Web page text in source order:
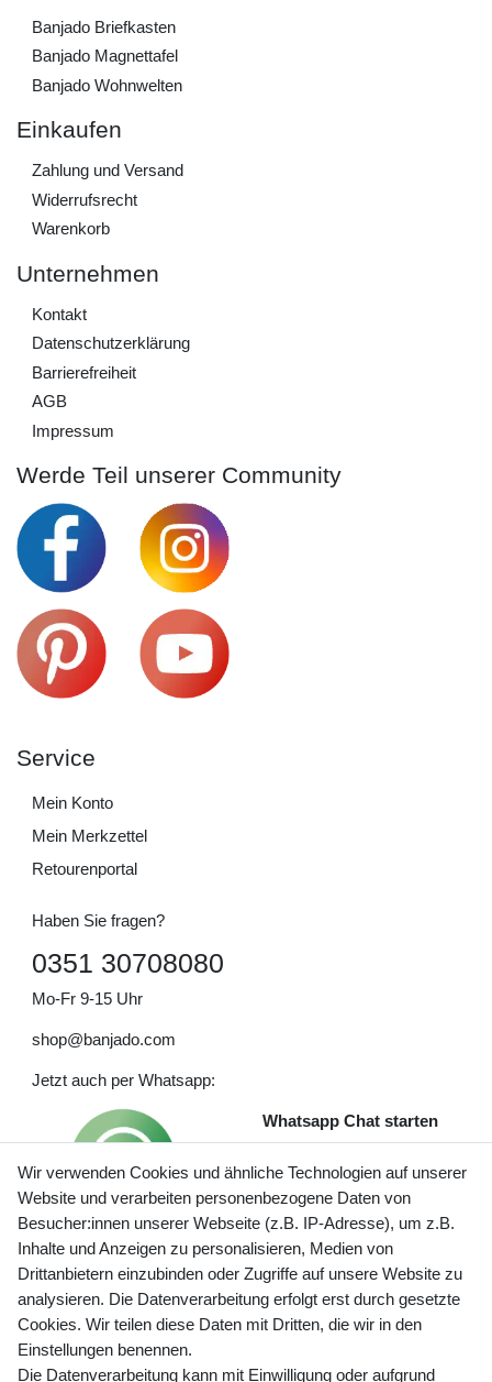
Banjado Briefkasten
Banjado Magnettafel
Banjado Wohnwelten
Einkaufen
Zahlung und Versand
Widerrufs­recht
Warenkorb
Unternehmen
Kontakt
Daten­schutz­erklärung
Barrierefreiheit
AGB
Impressum
Werde Teil unserer Community
Service
Mein Konto
Mein Merkzettel
Retourenportal
Haben Sie fragen?
0351 30708080
Mo-Fr 9-15 Uhr
shop@banjado.com
Jetzt auch per Whatsapp:
Whatsapp Chat starten
Preisangaben inkl. gesetzl. MwSt. und zzgl. Service- und
Versandkosten
Wir verwenden Cookies und ähnliche Technologien auf unserer
Website und verarbeiten personenbezogene Daten von
Besucher:innen unserer Webseite (z.B. IP-Adresse), um z.B.
Inhalte und Anzeigen zu personalisieren, Medien von
Drittanbietern einzubinden oder Zugriffe auf unsere Website zu
analysieren. Die Datenverarbeitung erfolgt erst durch gesetzte
Cookies. Wir teilen diese Daten mit Dritten, die wir in den
Einstellungen benennen.
Die Datenverarbeitung kann mit Einwilligung oder aufgrund